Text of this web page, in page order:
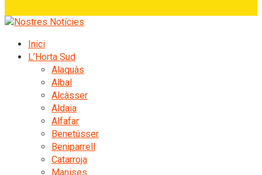
Inici
L’Horta Sud
Alaquàs
Albal
Alcàsser
Aldaia
Alfafar
Benetússer
Beniparrell
Catarroja
Manises